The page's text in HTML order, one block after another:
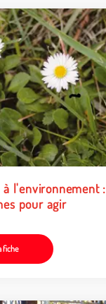
à l'environnement :
pour agir
fiche